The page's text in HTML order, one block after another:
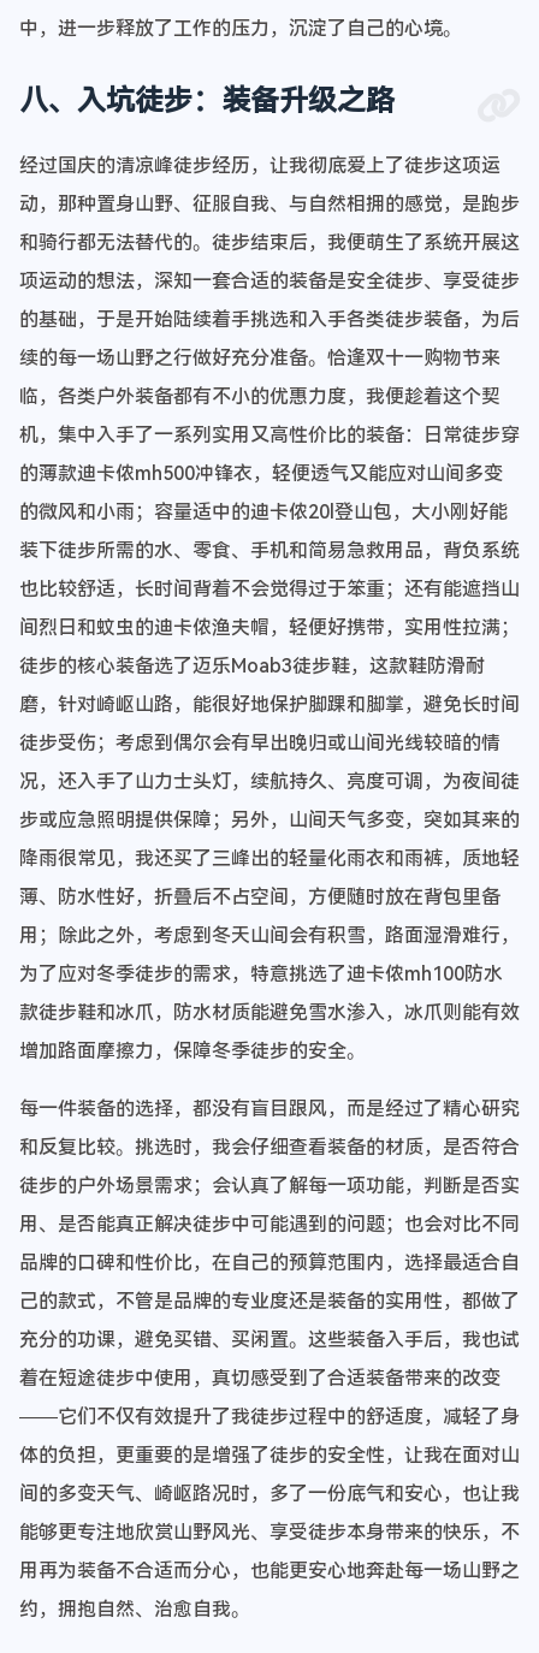
中，进一步释放了工作的压力，沉淀了自己的心境。
八、入坑徒步：装备升级之路
经过国庆的清凉峰徒步经历，让我彻底爱上了徒步这项运
动，那种置身山野、征服自我、与自然相拥的感觉，是跑步
和骑行都无法替代的。徒步结束后，我便萌生了系统开展这
项运动的想法，深知一套合适的装备是安全徒步、享受徒步
的基础，于是开始陆续着手挑选和入手各类徒步装备，为后
续的每一场山野之行做好充分准备。恰逢双十一购物节来
临，各类户外装备都有不小的优惠力度，我便趁着这个契
机，集中入手了一系列实用又高性价比的装备：日常徒步穿
的薄款迪卡侬mh500冲锋衣，轻便透气又能应对山间多变
的微风和小雨；容量适中的迪卡侬20l登山包，大小刚好能
装下徒步所需的水、零食、手机和简易急救用品，背负系统
也比较舒适，长时间背着不会觉得过于笨重；还有能遮挡山
间烈日和蚊虫的迪卡侬渔夫帽，轻便好携带，实用性拉满；
徒步的核心装备选了迈乐Moab3徒步鞋，这款鞋防滑耐
磨，针对崎岖山路，能很好地保护脚踝和脚掌，避免长时间
徒步受伤；考虑到偶尔会有早出晚归或山间光线较暗的情
况，还入手了山力士头灯，续航持久、亮度可调，为夜间徒
步或应急照明提供保障；另外，山间天气多变，突如其来的
降雨很常见，我还买了三峰出的轻量化雨衣和雨裤，质地轻
薄、防水性好，折叠后不占空间，方便随时放在背包里备
用；除此之外，考虑到冬天山间会有积雪，路面湿滑难行，
为了应对冬季徒步的需求，特意挑选了迪卡侬mh100防水
款徒步鞋和冰爪，防水材质能避免雪水渗入，冰爪则能有效
增加路面摩擦力，保障冬季徒步的安全。
每一件装备的选择，都没有盲目跟风，而是经过了精心研究
和反复比较。挑选时，我会仔细查看装备的材质，是否符合
徒步的户外场景需求；会认真了解每一项功能，判断是否实
用、是否能真正解决徒步中可能遇到的问题；也会对比不同
品牌的口碑和性价比，在自己的预算范围内，选择最适合自
己的款式，不管是品牌的专业度还是装备的实用性，都做了
充分的功课，避免买错、买闲置。这些装备入手后，我也试
着在短途徒步中使用，真切感受到了合适装备带来的改变
——它们不仅有效提升了我徒步过程中的舒适度，减轻了身
体的负担，更重要的是增强了徒步的安全性，让我在面对山
间的多变天气、崎岖路况时，多了一份底气和安心，也让我
能够更专注地欣赏山野风光、享受徒步本身带来的快乐，不
用再为装备不合适而分心，也能更安心地奔赴每一场山野之
约，拥抱自然、治愈自我。